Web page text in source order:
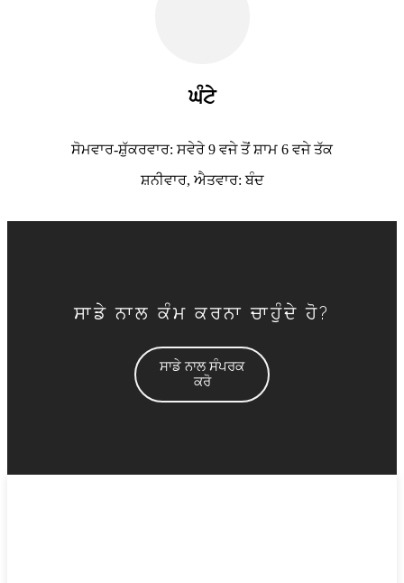
ਘੰਟੇ
ਸੋਮਵਾਰ-ਸ਼ੁੱਕਰਵਾਰ: ਸਵੇਰੇ 9 ਵਜੇ ਤੋਂ ਸ਼ਾਮ 6 ਵਜੇ ਤੱਕ
ਸ਼ਨੀਵਾਰ, ਐਤਵਾਰ: ਬੰਦ
ਸਾਡੇ ਨਾਲ ਕੰਮ ਕਰਨਾ ਚਾਹੁੰਦੇ ਹੋ?
ਸਾਡੇ ਨਾਲ ਸੰਪਰਕ
ਕਰੋ